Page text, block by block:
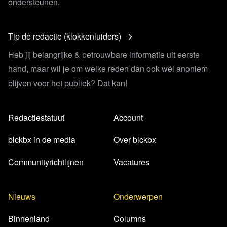
'Als we op dezelfde manier doorgaan, gaan we het niet
redden'
Artikel ADTe veel opnames in korte tijd, patiënten
overnachten noodgedwongen op spoedeisende hulp:
Website World Economic Forum
Davos 2023 Day 1:
Artikel Business AM
Beleggingskolos BlackRock gaat
Rapport CDAWetenschappelijk Instituut Nieuwe WI-
Website
Tip de redactie (klokkenluiders)
Heb jij belangrijke & betrouwbare informatie uit eerste
hand, maar wil je om welke reden dan ook wél anoniem
blijven voor het publiek? Dat kan!
Redactiestatuut
blckbx in de media
Communityrichtlijnen
Account
Over blckbx
Vacatures
Nieuws
Binnenland
Onderwerpen
Columns